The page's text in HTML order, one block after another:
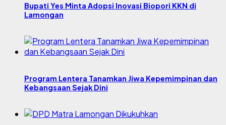
Bupati Yes Minta Adopsi Inovasi Biopori KKN di
Lamongan
Program Lentera Tanamkan Jiwa Kepemimpinan dan
Kebangsaan Sejak Dini